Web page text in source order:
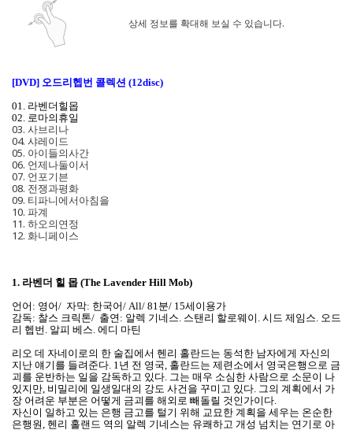
상세 정보를 확대해 보실 수 있습니다.
[DVD] 오드리헵번 콜렉션 (12disc)
01. 라벤더힐몹
02. 로마의휴일
03. 사브리나
04. 샤레이드
05. 아이들의사간
06. 언제나둘이서
07. 언포기븐
08. 전쟁과평화
09. 티파니에서아침을
10. 파계
11. 하오의연정
12. 화니페이스
1. 라벤더 힐 몹 (The Lavender Hill Mob)
언어: 영어/ 자막: 한국어/ All/ 81분/ 15세이용가
감독: 찰스 크릭톤/ 출연: 알렉 기네스. 스탠리 할로웨이. 시드 제임스. 오드
리 헵번. 알피 베스. 에디 마틴
리오 데 자네이로의 한 술집에서 헨리 홀란드는 동석한 남자에게 자신의
지난 얘기를 들려준다. 1년 전 영국, 홀란드는 제련소에서 영국은행으로 금
괴를 운반하는 일을 감독하고 있다. 그는 매우 소심한 사람으로 소문이 나
있지만, 비밀리에 일생일대의 강도 사건을 꾸미고 있다. 그의 계획에서 가
장 어려운 부분은 어떻게 금괴를 해외로 빼돌릴 것인가이다.
자신이 일하고 있는 은행 금고를 털기 위해 교묘한 계획을 세우는 온순한
은행원, 헨리 홀랜드 역의 알렉 기네스는 유쾌하고 개성 넘치는 연기로 아